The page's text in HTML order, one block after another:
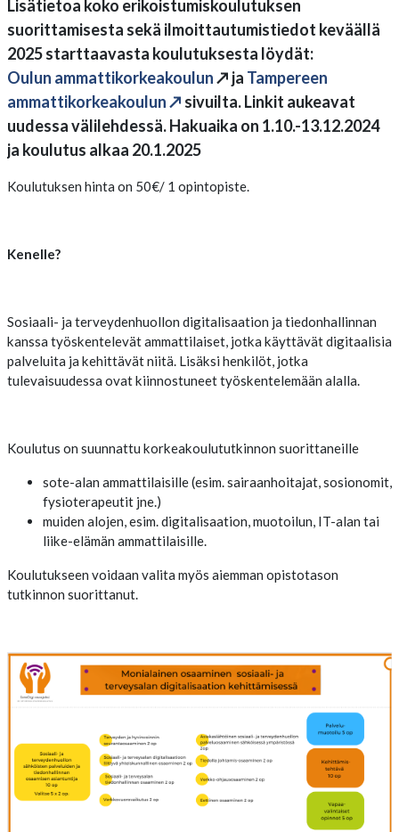
Lisätietoa koko erikoistumiskoulutuksen
suorittamisesta sekä ilmoittautumistiedot keväällä
2025 starttaavasta koulutuksesta löydät:
Oulun ammattikorkeakoulun↗ ja Tampereen
ammattikorkeakoulun↗ sivuilta.Linkit aukeavat
uudessa välilehdessä. Hakuaika on 1.10.-13.12.2024
ja koulutus alkaa 20.1.2025
Koulutuksen hinta on 50€/ 1 opintopiste.
Kenelle?
Sosiaali- ja terveydenhuollon digitalisaation ja tiedonhallinnan
kanssa työskentelevät ammattilaiset, jotka käyttävät digitaalisia
palveluita ja kehittävät niitä. Lisäksi henkilöt, jotka
tulevaisuudessa ovat kiinnostuneet työskentelemään alalla.
Koulutus on suunnattu korkeakoulututkinnon suorittaneille
sote-alan ammattilaisille (esim. sairaanhoitajat, sosionomit,
fysioterapeutit jne.)
muiden alojen, esim. digitalisaation, muotoilun, IT-alan tai
liike-elämän ammattilaisille.
Koulutukseen voidaan valita myös aiemman opistotason
tutkinnon suorittanut.